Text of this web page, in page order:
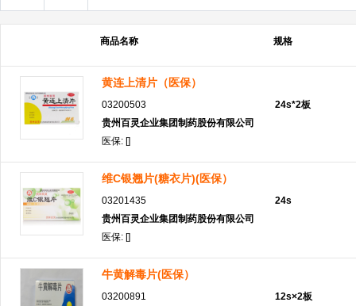
商品名称 规格
黄连上清片（医保）
03200503
贵州百灵企业集团制药股份有限公司
医保: []
24s*2板
维C银翘片(糖衣片)(医保）
03201435
贵州百灵企业集团制药股份有限公司
医保: []
24s
牛黄解毒片(医保）
03200891
12s×2板